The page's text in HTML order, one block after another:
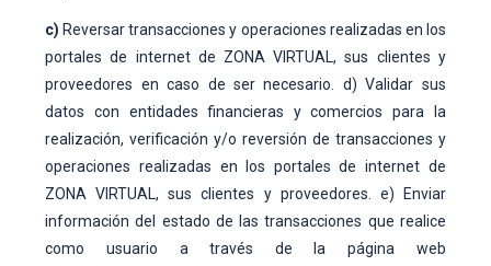
c) Reversar transacciones y operaciones realizadas en los
portales de internet de ZONA VIRTUAL, sus clientes y
proveedores en caso de ser necesario. d) Validar sus
datos con entidades financieras y comercios para la
realización, verificación y/o reversión de transacciones y
operaciones realizadas en los portales de internet de
ZONA VIRTUAL, sus clientes y proveedores. e) Enviar
información del estado de las transacciones que realice
como usuario a través de la página web